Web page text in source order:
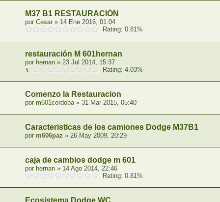
M37 B1 RESTAURACIÓN
por Cesar » 14 Ene 2016, 01:04
Rating: 0.81%
restauración M 601hernan
por hernan » 23 Jul 2014, 15:37
Rating: 4.03%
Comenzo la Restauracion
por m601cordoba» 31 Mar 2015, 05:40
Caracteristicas de los camiones Dodge M37B1
por m606paz » 26 May 2009, 20:29
caja de cambios dodge m 601
por hernan » 14 Ago 2014, 22:46
Rating: 0.81%